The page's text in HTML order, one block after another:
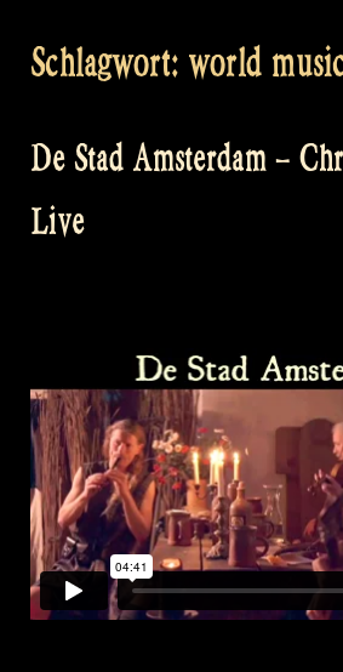
Schlagwort: world
De Stad Amsterdam –
Live